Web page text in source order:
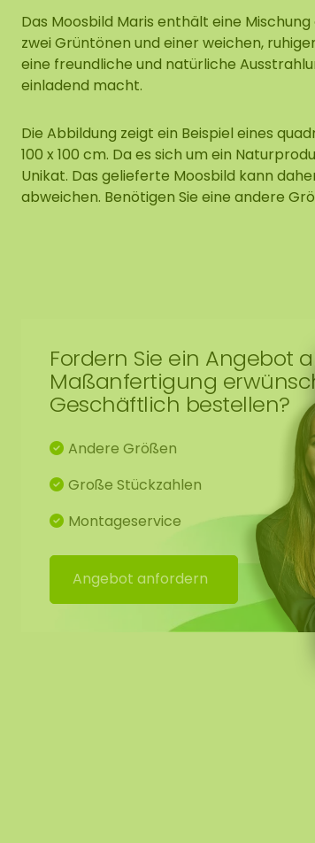
Das Moosbild Maris enthält eine
zwei Grüntönen und einer weichen,
eine freundliche und natürliche
einladend macht.
Die Abbildung zeigt ein Beispiel eines
100 x 100 cm. Da es sich um ein
Unikat. Das gelieferte Moosbild kann
abweichen. Benötigen Sie eine andere
Fordern Sie ein Angebot
Maßanfertigung
Geschäftlich bestellen?
Andere Größen
Große Stückzahlen
Montageservice
Angebot anfordern